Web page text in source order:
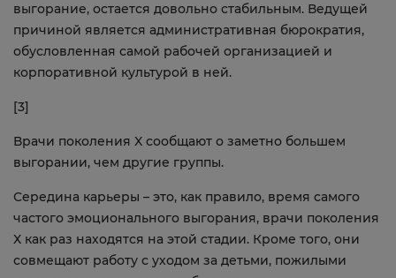
выгорание, остается довольно стабильным. Ведущей
причиной является административная бюрократия,
обусловленная самой рабочей организацией и
корпоративной культурой в ней.
[3]
Врачи поколения X сообщают о заметно большем
выгорании, чем другие группы.
Середина карьеры – это, как правило, время самого
частого эмоционального выгорания, врачи поколения
Х как раз находятся на этой стадии. Кроме того, они
совмещают работу с уходом за детьми, пожилыми